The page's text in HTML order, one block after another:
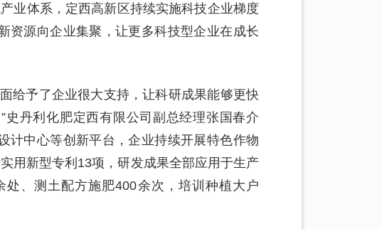
业体系，定西高新区持续实施科技企业梯度
资源向企业集聚，让更多科技型企业在成长
给予了企业很大支持，让科研成果能够更快
丹利化肥定西有限公司副总经理张国春介
计中心等创新平台，企业持续开展特色作物
用新型专利13项，研发成果全部应用于生产
、测土配方施肥400余次，培训种植大户